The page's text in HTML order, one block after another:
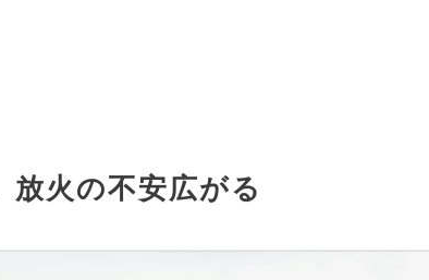
放火の不安広がる